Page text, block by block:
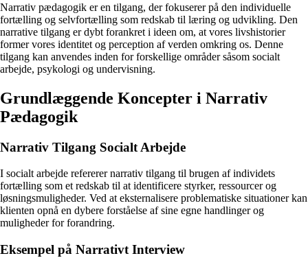
Narrativ pædagogik er en tilgang, der fokuserer på den individuelle
fortælling og selvfortælling som redskab til læring og udvikling. Den
narrative tilgang er dybt forankret i ideen om, at vores livshistorier
former vores identitet og perception af verden omkring os. Denne
tilgang kan anvendes inden for forskellige områder såsom socialt
arbejde, psykologi og undervisning.
Grundlæggende Koncepter i Narrativ
Pædagogik
Narrativ Tilgang Socialt Arbejde
I socialt arbejde refererer narrativ tilgang til brugen af individets
fortælling som et redskab til at identificere styrker, ressourcer og
løsningsmuligheder. Ved at eksternalisere problematiske situationer kan
klienten opnå en dybere forståelse af sine egne handlinger og
muligheder for forandring.
Eksempel på Narrativt Interview